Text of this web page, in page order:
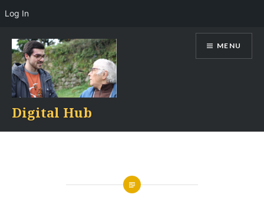
content
Digital Hub
MENU
Log In